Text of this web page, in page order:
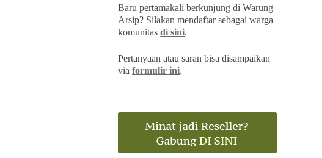
Baru pertamakali berkunjung di Warung
Arsip? Silakan mendaftar sebagai warga
komunitasdi sini.
Pertanyaan atau saran bisa disampaikan
viaformulir ini.